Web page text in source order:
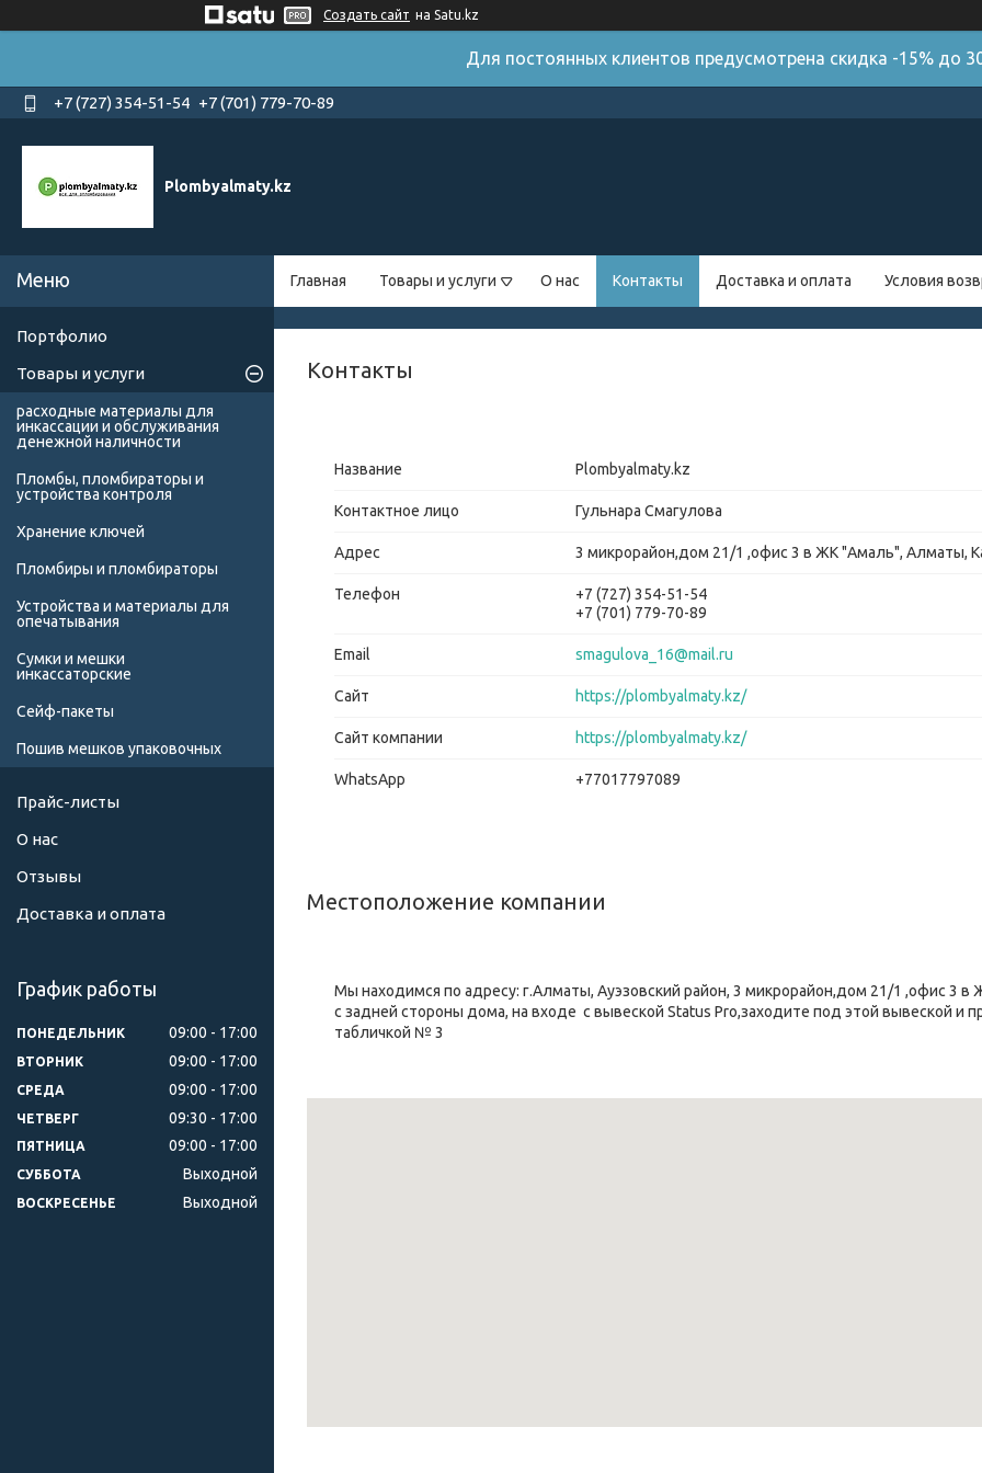
Создать сайт на Satu.kz
Для постоянных клиентов предусмотрена скидка -15% до
+7 (727) 354-51-54 +7 (701) 779-70-89
Plombyalmaty.kz
Главная Товары и услуги О нас Контакты Доставка и оплата Условия
Контакты
Plombyalmaty.kz
Гульнара Смагулова
3 микрорайон,дом 21/1 ,офис 3 в ЖК "Амаль", Алматы,
+7 (727) 354-51-54
+7 (701) 779-70-89
smagulova_16@mail.ru
https://plombyalmaty.kz/
https://plombyalmaty.kz/
+77017797089
Местоположение компании
Мы находимся по адресу: г.Алматы, Ауэзовский район, 3 микрорайон,дом 21/1 ,офис 3
с задней стороны дома, на входе  с вывеской Status Pro,заходите под этой вывеской и
табличкой № 3
Портфолио
Товары и услуги
расходные материалы для
инкассации и обслуживания
денежной наличности
Пломбы, пломбираторы и
устройства контроля
Хранение ключей
Пломбиры и пломбираторы
Устройства и материалы для
опечатывания
Сумки и мешки
инкассаторские
Сейф-пакеты
Пошив мешков упаковочных
Прайс-листы
О нас
Отзывы
Доставка и оплата
График работы
ПОНЕДЕЛЬНИК 09:00 17:00
ВТОРНИК 09:00 17:00
СРЕДА 09:00 17:00
ЧЕТВЕРГ 09:30 17:00
ПЯТНИЦА 09:00 17:00
СУББОТА Выходной
ВОСКРЕСЕНЬЕ Выходной